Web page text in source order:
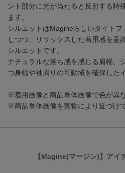
ント部分に光が当たると反射する特
ます。
シルエットはMagineらしいタイト
しつつ、リラックスした着用感を意
シルエットです。
ナチュラルな落ち感を感じる肩幅、
つ身幅や袖周りの可動域を確保した
※着用画像と商品単体画像で色が異
※商品単体画像を実物により近づけ
【Magine(マージン)】アイ